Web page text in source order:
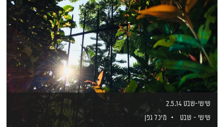
שישי-שבט 2.5.14
שישי - שבט
מיכל גפן